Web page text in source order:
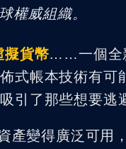
權威組織。
擬貨幣……一個全
式帳本技術有
引了那些想要逃
產變得廣泛可用